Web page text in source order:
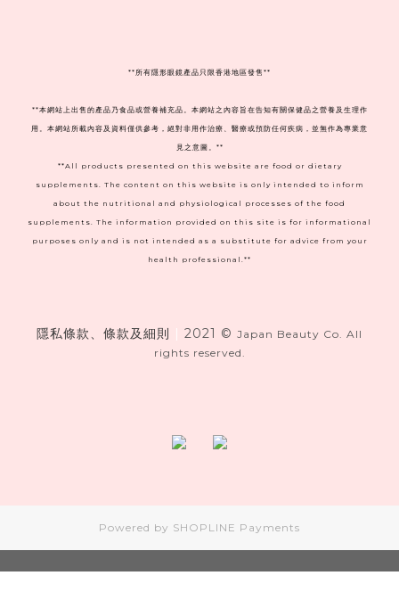
** 所有隱形眼鏡產品只限香港地區發售**
**本網站上出售的產品乃食品或營養補充品。本網站之內容旨在告知有關保健品之營養及生理作
用。本網站所載內容及資料僅供參考，絕對非用作治療、醫療或預防任何疾病，並無作為專業意
見之意圖。**
**All products presented on this website are food or dietary
supplements. The content on this website is only intended to inform
about the nutritional and physiological processes of the food
supplements. The information provided on this site is for informational
purposes only and is not intended as a substitute for advice from your
health professional.**
隱私條款、條款及細則 2021 © Japan Beauty Co. All
rights reserved.
Powered by SHOPLINE Payments